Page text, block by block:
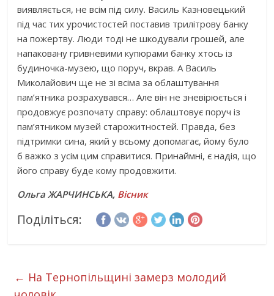
виявляється, не всім під силу. Василь Казновецький
під час тих урочистостей поставив трилітрову банку
на пожертву. Люди тоді не шкодували грошей, але
напаковану гривневими купюрами банку хтось із
будиночка-музею, що поруч, вкрав. А Василь
Миколайович ще не зі всіма за облаштування
пам’ятника розрахувався… Але він не зневірюється і
продовжує розпочату справу: облаштовує поруч із
пам’ятником музей старожитностей. Правда, без
підтримки сина, який у всьому допомагає, йому було
б важко з усім цим справитися. Принаймні, є надія, що
його справу буде кому продовжити.
Ольга ЖАРЧИНСЬКА, Вісник
Поділіться:
← На Тернопільщині замерз молодий